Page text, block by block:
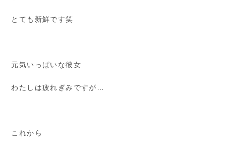
とても新鮮です笑
元気いっぱいな彼女
わたしは疲れぎみですが…
これから